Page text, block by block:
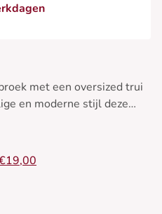
met een oversized trui
en moderne stijl deze